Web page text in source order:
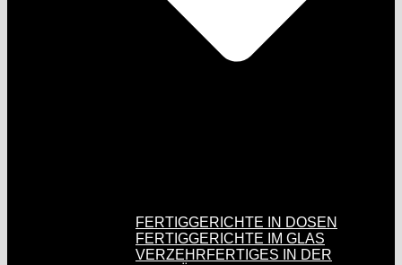
FERTIGGERICHTE IN DOSEN
FERTIGGERICHTE IM GLAS
VERZEHRFERTIGES IN DER